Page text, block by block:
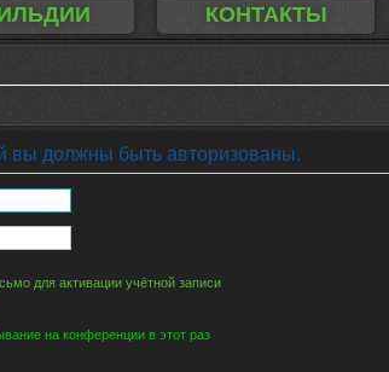
КОНТАКТЫ
вы должны быть авторизованы.
для активации учётной записи
на конференции в этот раз